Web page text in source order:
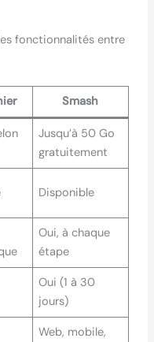
fonctionnalités entre
Smash
Jusqu’à 50 Go
gratuitement
Disponible
Oui, à chaque
étape
Oui (1 à 30
jours)
Web, mobile,